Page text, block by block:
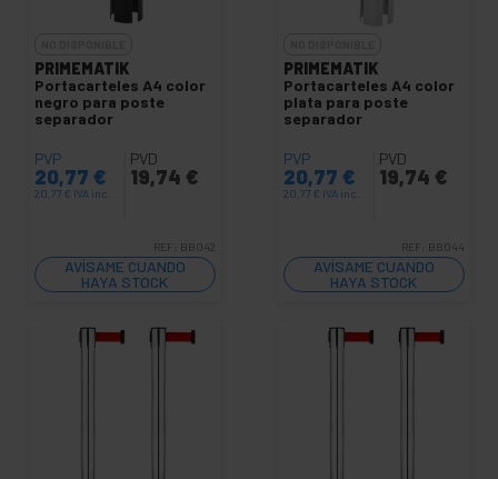
PRIMEMATIK
Portacarteles A4 color
negro para poste
separador
PVP
20,77 €
20,77 € IVA inc.
PVD
19,74 €
REF: BB042
AVÍSAME CUANDO
HAYA STOCK
PRIMEMATIK
Portacarteles A4 color
plata para poste
separador
PVP
20,77 €
20,77 € IVA inc.
PVD
19,74 €
REF: BB044
AVÍSAME CUANDO
HAYA STOCK